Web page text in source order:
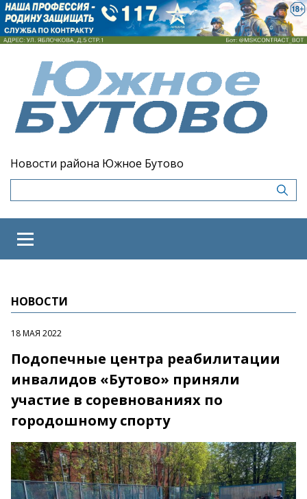
Новости района Южное Бутово
НОВОСТИ
18 МАЯ 2022
Подопечные центра реабилитации
инвалидов «Бутово» приняли
участие в соревнованиях по
городошному спорту